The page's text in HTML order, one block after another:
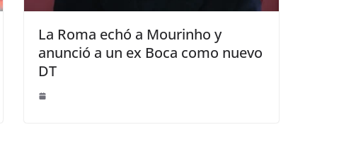
La Roma echó a Mourinho y
anunció a un ex Boca como nuevo
DT